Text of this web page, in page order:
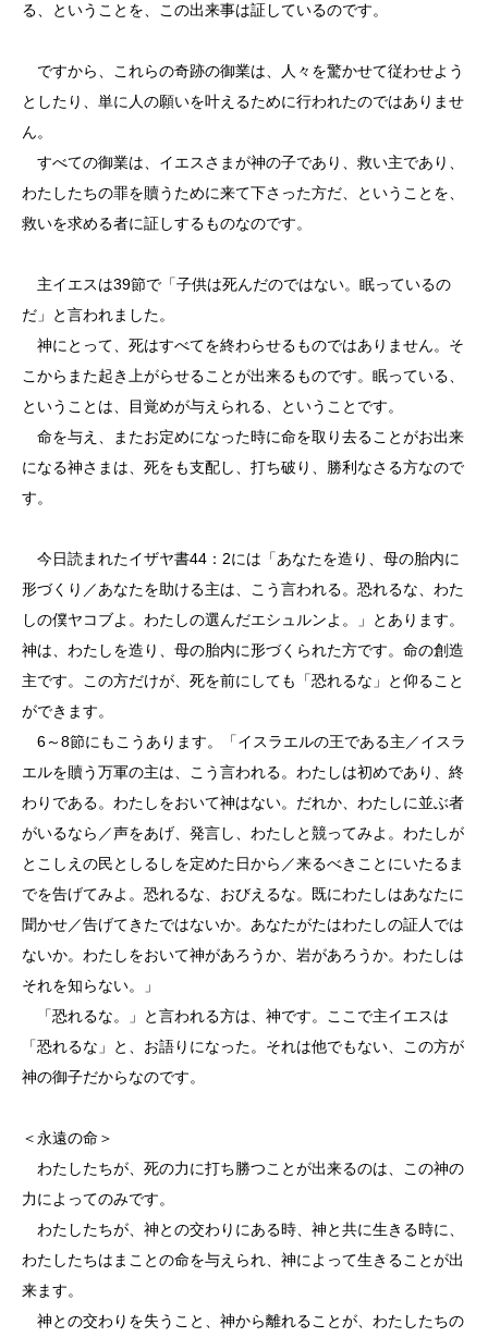
る、ということを、この出来事は証しているのです。
ですから、これらの奇跡の御業は、人々を驚かせて従わせよう
としたり、単に人の願いを叶えるために行われたのではありませ
ん。
すべての御業は、イエスさまが神の子であり、救い主であり、
わたしたちの罪を贖うために来て下さった方だ、ということを、
救いを求める者に証しするものなのです。
主イエスは39節で「子供は死んだのではない。眠っているの
だ」と言われました。
神にとって、死はすべてを終わらせるものではありません。そ
こからまた起き上がらせることが出来るものです。眠っている、
ということは、目覚めが与えられる、ということです。
命を与え、またお定めになった時に命を取り去ることがお出来
になる神さまは、死をも支配し、打ち破り、勝利なさる方なので
す。
今日読まれたイザヤ書44：2には「あなたを造り、母の胎内に
形づくり／あなたを助ける主は、こう言われる。恐れるな、わた
しの僕ヤコブよ。わたしの選んだエシュルンよ。」とあります。
神は、わたしを造り、母の胎内に形づくられた方です。命の創造
主です。この方だけが、死を前にしても「恐れるな」と仰ること
ができます。
6～8節にもこうあります。「イスラエルの王である主／イスラ
エルを贖う万軍の主は、こう言われる。わたしは初めであり、終
わりである。わたしをおいて神はない。だれか、わたしに並ぶ者
がいるなら／声をあげ、発言し、わたしと競ってみよ。わたしが
とこしえの民としるしを定めた日から／来るべきことにいたるま
でを告げてみよ。恐れるな、おびえるな。既にわたしはあなたに
聞かせ／告げてきたではないか。あなたがたはわたしの証人では
ないか。わたしをおいて神があろうか、岩があろうか。わたしは
それを知らない。」
「恐れるな。」と言われる方は、神です。ここで主イエスは
「恐れるな」と、お語りになった。それは他でもない、この方が
神の御子だからなのです。
＜永遠の命＞
わたしたちが、死の力に打ち勝つことが出来るのは、この神の
力によってのみです。
わたしたちが、神との交わりにある時、神と共に生きる時に、
わたしたちはまことの命を与えられ、神によって生きることが出
来ます。
神との交わりを失うこと、神から離れることが、わたしたちの